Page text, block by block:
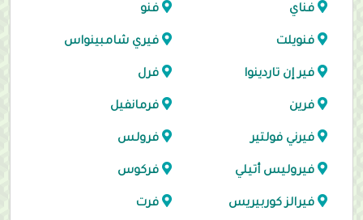
فناي فنو
فنويلت فيري شامبينواس
فير إن تاردينوا فرل
فرين فرمانفيل
فيرني فولتير فرولس
فيروليس أتيلي فركوس
فيرالز كوربيريس فرت